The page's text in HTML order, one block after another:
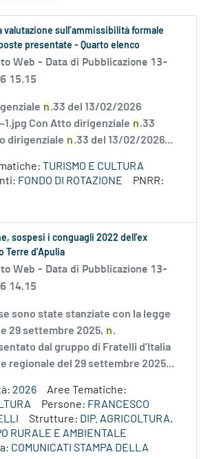
valutazione sull’ammissibilità formale
presentate - Quarto elenco
Web - Data di Pubblicazione 13-
15.15
n.33 del 13/02/2026
Con Atto dirigenziale n.33
dirigenziale n.33 del 13/02/2026...
TURISMO E CULTURA
FONDO DI ROTAZIONE
PNRR:
sospesi i conguagli 2022 dell’ex
Terre d’Apulia
Web - Data di Pubblicazione 13-
14.15
sono state stanziate con la legge
29 settembre 2025, n.
dal gruppo di Fratelli d’Italia
regionale del 29 settembre 2025...
2026
Aree Tematiche:
Persone: FRANCESCO
Strutture: DIP. AGRICOLTURA,
RURALE E AMBIENTALE
COMUNICATI STAMPA DELLA